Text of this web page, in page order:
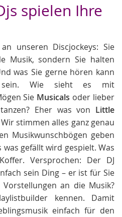
spielen Ihre
unseren Discjockeys: Sie
Musik, sondern Sie halten
was Sie gerne hören kann
sein. Wie sieht es mit
Sie Musicals oder lieber
Eher was von Little
Wir stimmen alles ganz genau
Musikwunschbögen geben
was gefällt wird gespielt. Was
Versprochen: Der DJ
sein Ding – er ist für Sie
an die Musik?
kennen. Damit
einfach für den